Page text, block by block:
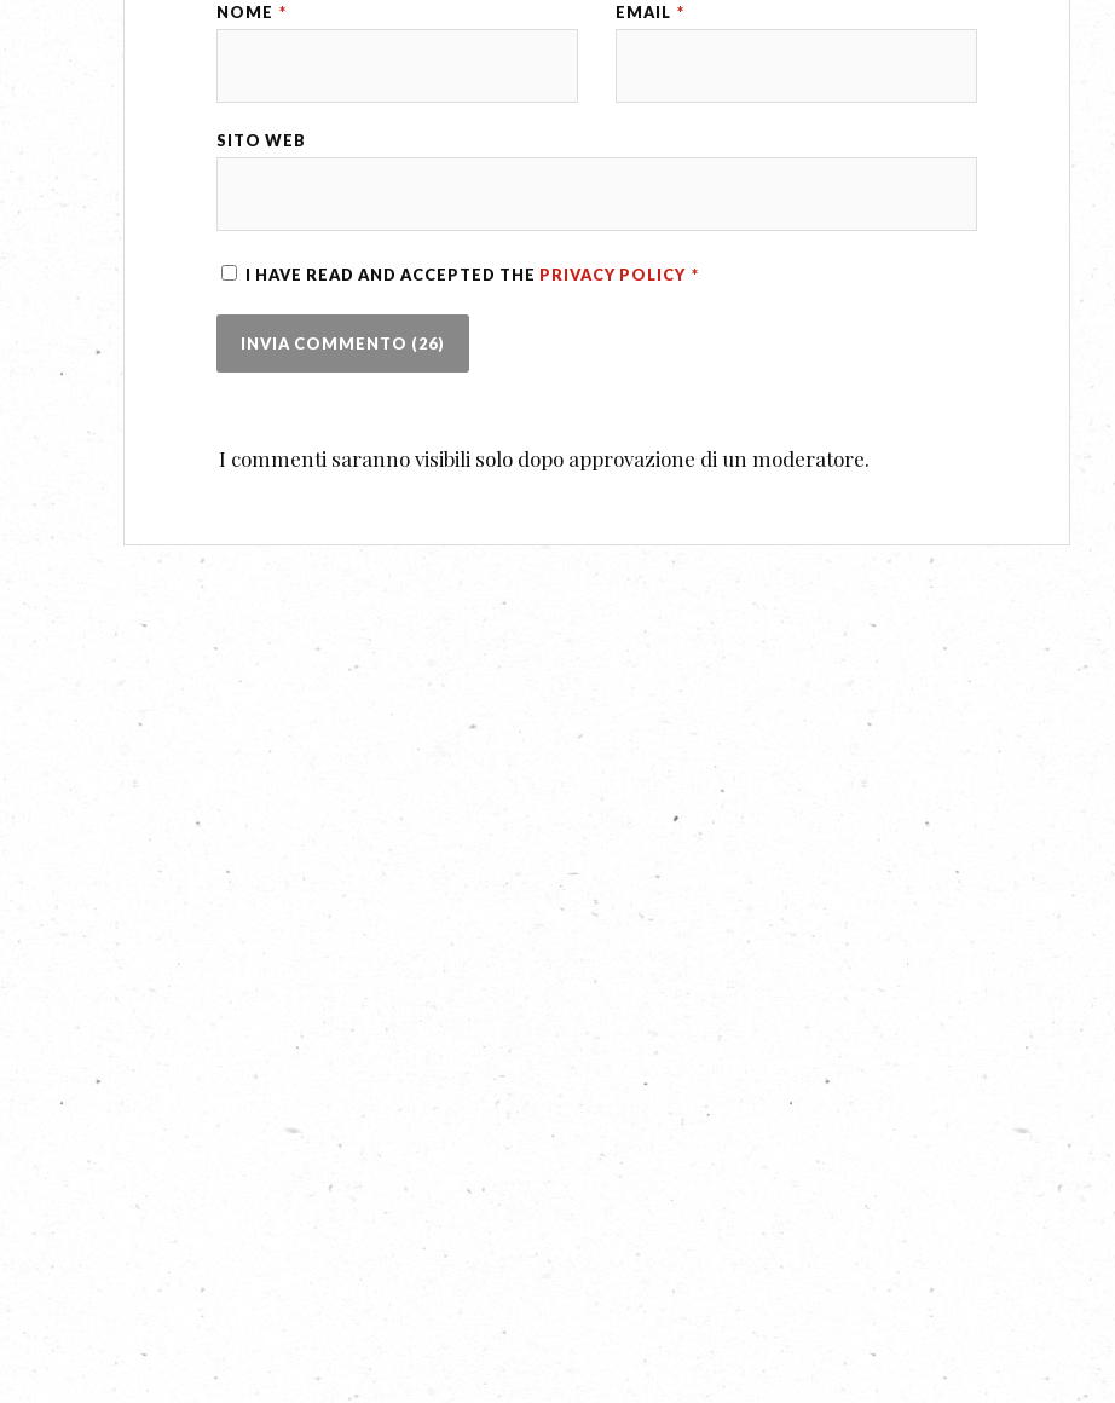
NOME * EMAIL *
SITO WEB
I HAVE READ AND ACCEPTED THE PRIVACY POLICY *
I commenti saranno visibili solo dopo approvazione di un moderatore.